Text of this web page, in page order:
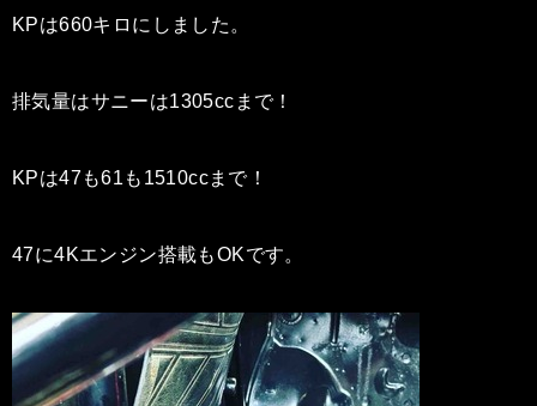
KPは660キロにしました。
排気量はサニーは1305ccまで！
KPは47も61も1510ccまで！
47に4Kエンジン搭載もOKです。